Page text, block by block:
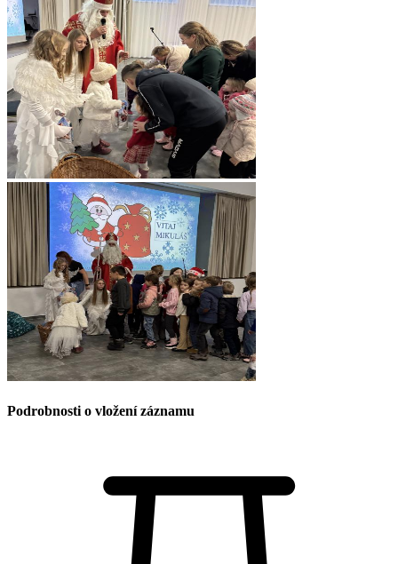
Podrobnosti o vložení záznamu